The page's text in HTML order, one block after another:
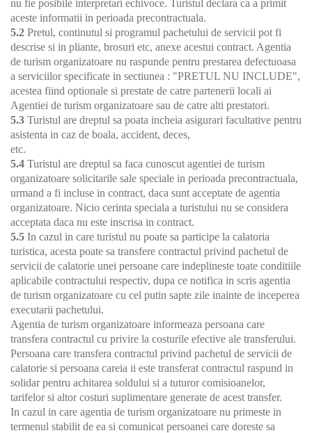
nu fie posibile interpretari echivoce. Turistul declara ca a primit
aceste informatii in perioada precontractuala.
5.2 Pretul, continutul si programul pachetului de servicii pot fi
descrise si in pliante, brosuri etc, anexe acestui contract. Agentia
de turism organizatoare nu raspunde pentru prestarea defectuoasa
a serviciilor specificate in sectiunea : "PRETUL NU INCLUDE",
acestea fiind optionale si prestate de catre partenerii locali ai
Agentiei de turism organizatoare sau de catre alti prestatori.
5.3 Turistul are dreptul sa poata incheia asigurari facultative pentru
asistenta in caz de boala, accident, deces,
etc.
5.4 Turistul are dreptul sa faca cunoscut agentiei de turism
organizatoare solicitarile sale speciale in perioada precontractuala,
urmand a fi incluse in contract, daca sunt acceptate de agentia
organizatoare. Nicio cerinta speciala a turistului nu se considera
acceptata daca nu este inscrisa in contract.
5.5 In cazul in care turistul nu poate sa participe la calatoria
turistica, acesta poate sa transfere contractul privind pachetul de
servicii de calatorie unei persoane care indeplineste toate conditiile
aplicabile contractului respectiv, dupa ce notifica in scris agentia
de turism organizatoare cu cel putin sapte zile inainte de inceperea
executarii pachetului.
Agentia de turism organizatoare informeaza persoana care
transfera contractul cu privire la costurile efective ale transferului.
Persoana care transfera contractul privind pachetul de servicii de
calatorie si persoana careia ii este transferat contractul raspund in
solidar pentru achitarea soldului si a tuturor comisioanelor,
tarifelor si altor costuri suplimentare generate de acest transfer.
In cazul in care agentia de turism organizatoare nu primeste in
termenul stabilit de ea si comunicat persoanei care doreste sa